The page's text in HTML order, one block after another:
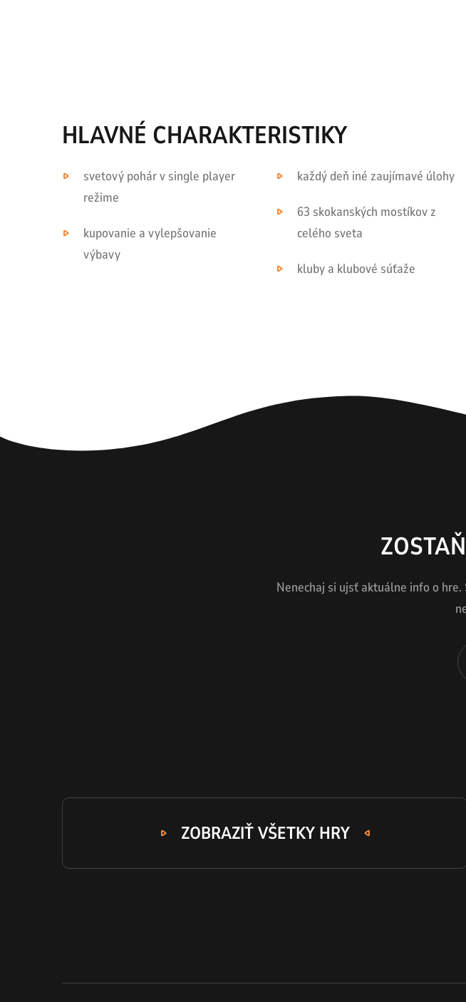
HLAVNÉ CHARAKTERISTIKY
svetový pohár v single player
režime
kupovanie a vylepšovanie
výbavy
každý deň iné zaujímavé úlohy
63 skokanských mostíkov z
celého sveta
kluby a klubové súťaže
Nenechaj si ujsť aktuálne info o
ZOBRAZIŤ VŠETKY HRY